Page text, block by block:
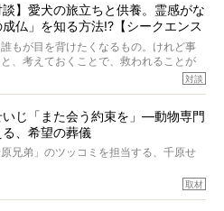
にするほどに、そのフレンチブルドッグ
れとまったく同じであることに、なん
しまったのでした。
んのすてきな暮らしを、BUHI編集長の
がら、切り取らせていただきます。
談】愛犬の旅立ちと供養。霊感がな
仏」を知る方法!?【シークエンス
もが目を背けたくなるもの。けれど事
、考えておくことで、救われることが
人「シークエンスはやとも」さんに、愛
ついてインタビュー。
談相手は、大の犬好きで心霊分野の知
さん。
あと、ベッドやおもちゃはどうすればい
対談
いじ「また会う約束を」―動物専門
、希望の葬儀
兄弟」のツッコミを担当する、千原せ
取材